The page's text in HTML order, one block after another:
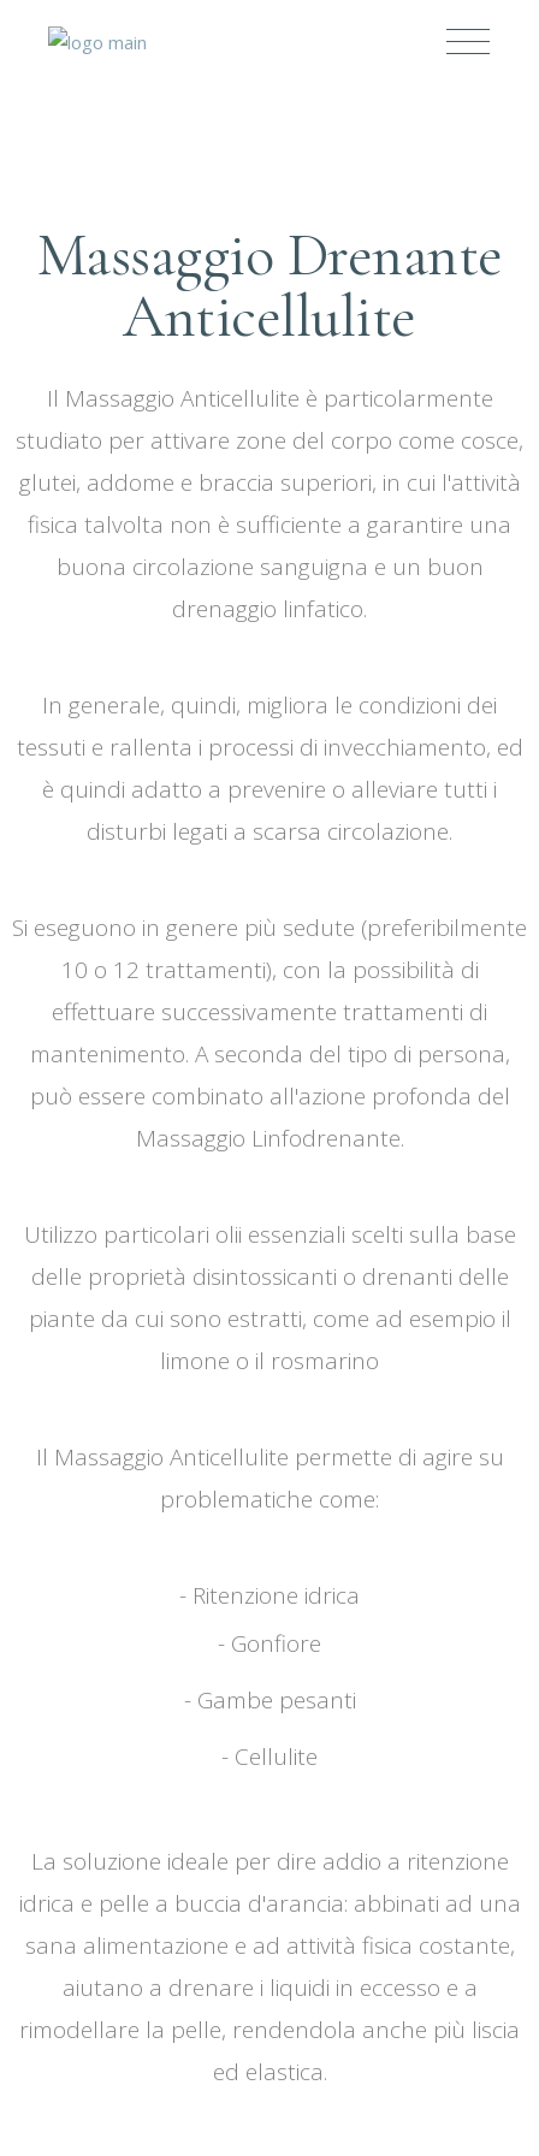
Massaggio Drenante
Anticellulite
Il Massaggio Anticellulite è particolarmente
studiato per attivare zone del corpo come cosce,
glutei, addome e braccia superiori, in cui l'attività
fisica talvolta non è sufficiente a garantire una
buona circolazione sanguigna e un buon
drenaggio linfatico.
In generale, quindi, migliora le condizioni dei
tessuti e rallenta i processi di invecchiamento, ed
è quindi adatto a prevenire o alleviare tutti i
disturbi legati a scarsa circolazione.
Si eseguono in genere più sedute (preferibilmente
10 o 12 trattamenti), con la possibilità di
effettuare successivamente trattamenti di
mantenimento. A seconda del tipo di persona,
può essere combinato all'azione profonda del
Massaggio Linfodrenante.
Utilizzo particolari olii essenziali scelti sulla base
delle proprietà disintossicanti o drenanti delle
piante da cui sono estratti, come ad esempio il
limone o il rosmarino
Il Massaggio Anticellulite permette di agire su
problematiche come:
- Ritenzione idrica
- Gonfiore
- Gambe pesanti
- Cellulite
La soluzione ideale per dire addio a ritenzione
idrica e pelle a buccia d'arancia: abbinati ad una
sana alimentazione e ad attività fisica costante,
aiutano a drenare i liquidi in eccesso e a
rimodellare la pelle, rendendola anche più liscia
ed elastica.